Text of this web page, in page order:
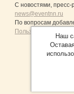
С новостями, пресс-
news@eventnn.ru
По вопросам
Пользовательское
Наш